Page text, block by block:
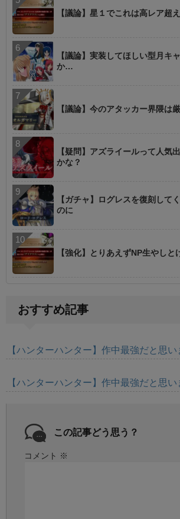
【議論】星１でこれは高レア超
【議論】実装してほしい型月キ
か…
【議論】今のアタッカー界隈は
【疑問】アズライールって人気
かな？
【ガチャ】ログレスを復刻して
のに
【強化】とりあえずNP生やしと
おすすめ記事
【ハンターハンター】作中最強だと思い
【ハンターハンター】作中最強だと思い
この記事どう思う？
コメント ※